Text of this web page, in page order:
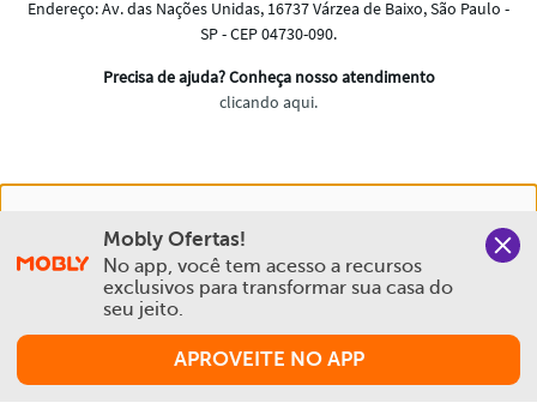
Comprar
experiência na Mobly. Quando você navega no nosso site,
aceita esta condição
Política de Privacidade e Cookies
Mobly Ofertas!
No app, você tem acesso a recursos
exclusivos para transformar sua casa do
seu jeito.
APROVEITE NO APP